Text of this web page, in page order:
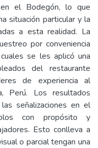
el Bodegón, lo que
situación particular y la
a esta realidad. La
por conveniencia
se les aplicó una
del restaurante
de experiencia al
Perú. Los resultados
señalizaciones en el
con propósito y
Esto conlleva a
o parcial tengan una